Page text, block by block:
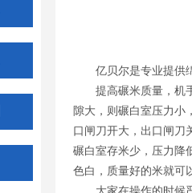
亿贝尔是专业提供
提高碾米质量，机
隙大，则碾白室压力小
口闸刀开大，出口闸刀
碾白室存米少，压力降
色白，质量好的米就可